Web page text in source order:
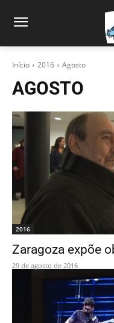
Início 2016 Agosto
AGOSTO
2016
Zaragoza expõe
29 de agosto de 2016